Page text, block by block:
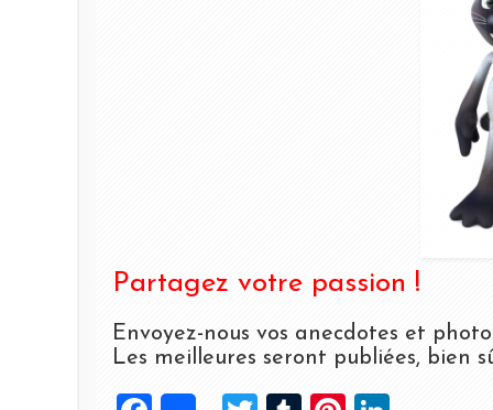
Partagez votre passion !
Envoyez-nous vos anecdotes et
Les meilleures seront publiées, bien